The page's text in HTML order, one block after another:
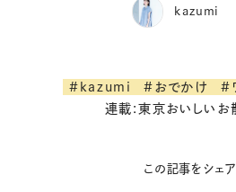
kazumi
#kazumi #おでかけ #
連載:東京おいしいお
この記事をシェ